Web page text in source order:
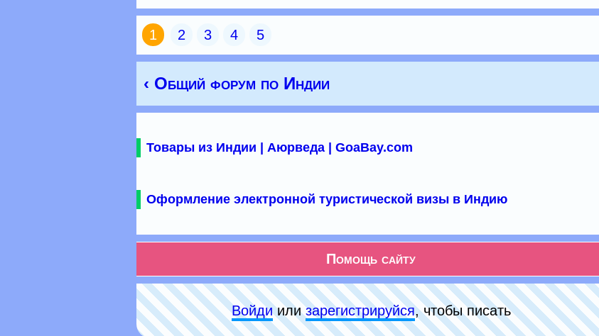
1 2 3 4 5
‹ Общий форум по Индии
Товары из Индии | Аюрведа | GoaBay.com
Оформление электронной туристической визы в Индию
Помощь сайту
Войдиилизарeгиcтpируйся, чтобы писать